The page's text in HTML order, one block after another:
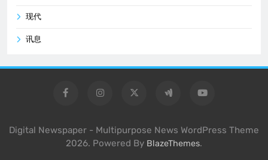
现代
讯息
Digital Newspaper - Multipurpose News WordPress Theme
2026. Powered By BlazeThemes.